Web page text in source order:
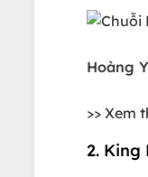
Hoàng
>> Xem
2. King